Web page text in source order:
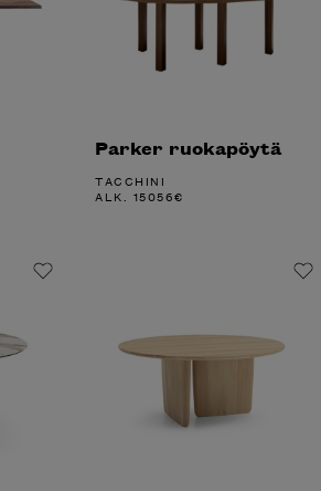
Parker ruokapöytä
TACCHINI
ALK. 15056€